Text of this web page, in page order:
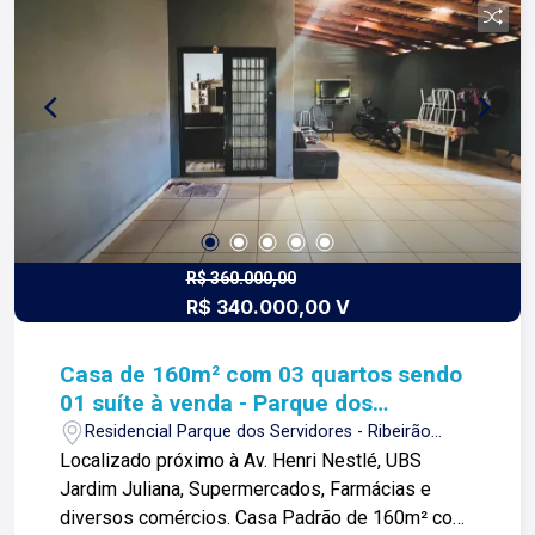
arrojo e a força comercial da atualidade. A Lago é
sua principal imobiliária em Ribeirão Preto!
R$ 360.000,00
R$ 340.000,00 V
Casa de 160m² com 03 quartos sendo
01 suíte à venda - Parque dos
Servidores
Residencial Parque dos Servidores - Ribeirão
Preto/SP
Localizado próximo à Av. Henri Nestlé, UBS
Jardim Juliana, Supermercados, Farmácias e
diversos comércios. Casa Padrão de 160m² com: